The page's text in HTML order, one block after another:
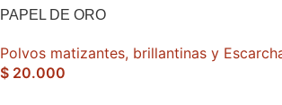
PAPEL DE ORO
Polvos matizantes, brillantinas y
$20.000